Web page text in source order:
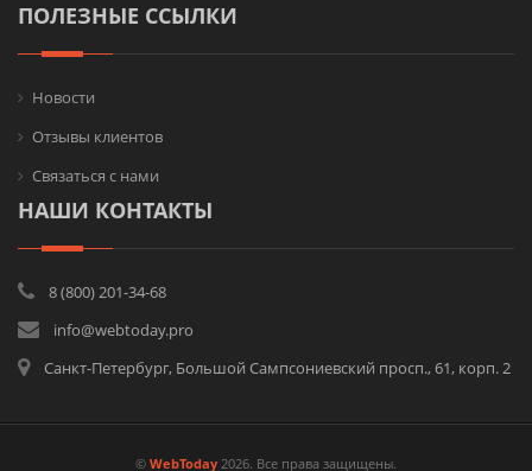
ПОЛЕЗНЫЕ ССЫЛКИ
Новости
Отзывы клиентов
Связаться с нами
НАШИ КОНТАКТЫ
8 (800) 201-34-68
info@webtoday.pro
Санкт-Петербург, Большой Сампсониевский просп., 61, корп. 2
© WebToday 2026. Все права защищены.